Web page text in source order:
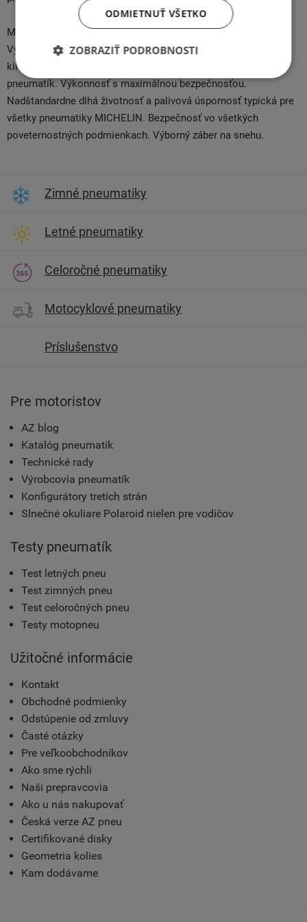
Michelin Agilis Crossclimate pneumatika pre úžitkové vozidlá.
Vyšší kilometrový výkon v porovnaní s priemernou
kilometrovou životnosťou letných, zimných aj celoročných
pneumatík. Výkonnosť s maximálnou bezpečnosťou.
Nadštandardne dlhá životnosť a palivová úspornosť typická pre
všetky pneumatiky MICHELIN. Bezpečnosť vo všetkých
poveternostných podmienkach. Výborný záber na snehu.
Zimné pneumatiky
Letné pneumatiky
Celoročné pneumatiky
Motocyklové pneumatiky
Príslušenstvo
Pre motoristov
AZ blog
Katalóg pneumatík
Technické rady
Výrobcovia pneumatík
Konfigurátory tretích strán
Slnečné okuliare Polaroid nielen pre vodičov
Testy pneumatík
Test letných pneu
Test zimných pneu
Test celoročných pneu
Testy motopneu
Užitočné informácie
Kontakt
Obchodné podmienky
Odstúpenie od zmluvy
Časté otázky
Pre veľkoobchodníkov
Ako sme rýchli
Naši prepravcovia
Ako u nás nakupovať
Česká verze AZ pneu
Certifikované disky
Geometria kolies
Kam dodávame
ODMIETNUŤ VŠETKO
ZOBRAZIŤ PODROBNOSTI